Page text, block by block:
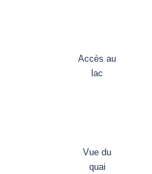
Accès au
lac
Vue du
quai